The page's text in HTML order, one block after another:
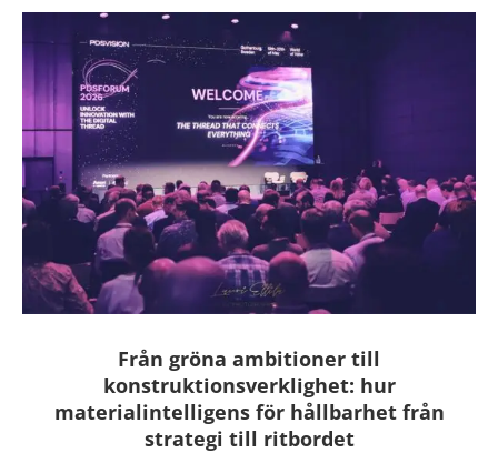
Från gröna ambitioner till
konstruktionsverklighet: hur
materialintelligens för hållbarhet från
strategi till ritbordet